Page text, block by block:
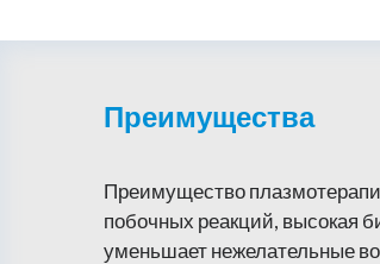
Преимущества
Преимущество
побочных реакций, высокая
уменьшает нежелательные